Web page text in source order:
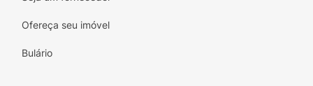
Ofereça seu imóvel
Bulário